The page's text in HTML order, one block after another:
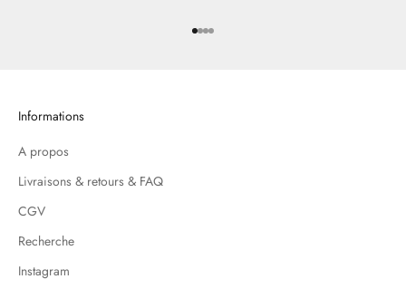
Aller à l'élément 1
Aller à l'élément 2
Aller à l'élément 3
Aller à l'élément 4
Informations
A propos
Livraisons & retours & FAQ
CGV
Recherche
Instagram